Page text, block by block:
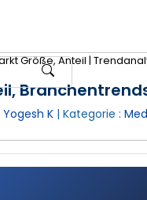
Größe, Anteil |
Yogesh K| Kategorie :